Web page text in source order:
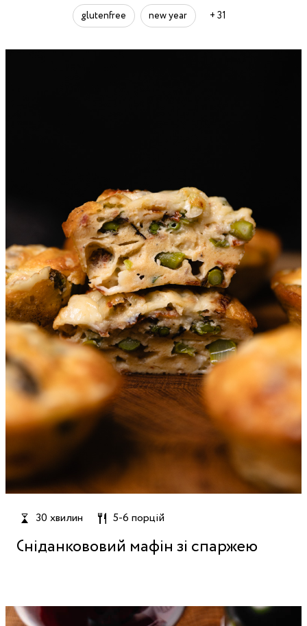
glutenfree new year + 31
30 хвилин 5-6 порцій
Сніданкововий мафін зі спаржею